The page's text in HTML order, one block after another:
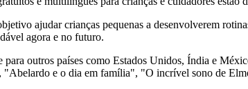
ajudar crianças pequenas a desenvolverem
agora e no futuro.
para outros países como Estados Unidos, Índia e
"Abelardo e o dia em família", "O incrível sono de